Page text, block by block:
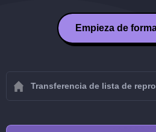
Empieza de
Transferencia de lista de